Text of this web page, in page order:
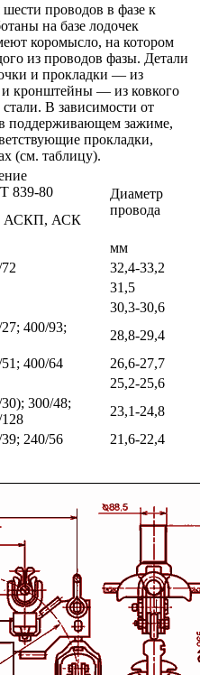
проводов в фазе к
на базе лодочек
коромысло, на котором
из проводов фазы. Детали
и прокладки — из
кронштейны — из ковкого
В зависимости от
поддерживающем зажиме,
прокладки,
(см. таблицу).
839-80
Диаметр
провода
АСКП, АСК
мм
32,4-33,2
31,5
30,3-30,6
400/93;
28,8-29,4
400/64
26,6-27,7
25,2-25,6
300/48;
23,1-24,8
240/56 21,6-22,4